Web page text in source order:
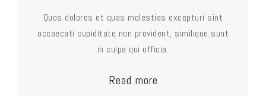
Quos dolores et quas molestias excepturi sint
occaecati cupiditate non provident, similique sunt
in culpa qui officia.
Read more